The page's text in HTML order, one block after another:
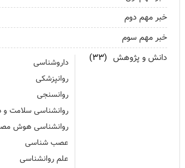
تشدید تر شدن نقرس آیا ارتباطی با
جنگ اضطراب با مواد خوراکی
اضطراب را برای خود پر رنگ نکنید
خبر مهم دوم
خبر مهم سوم
دانش و پژوهش (۳۳) داروشناسی
روانپزشکی
روانسنجی
روانشناسی سلامت و
روانشناسی هوش
عصب شناسی
علم روانشناسی